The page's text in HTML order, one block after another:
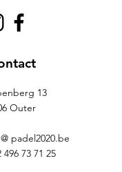
13
Outer
padel2020.be
496 73 71 25